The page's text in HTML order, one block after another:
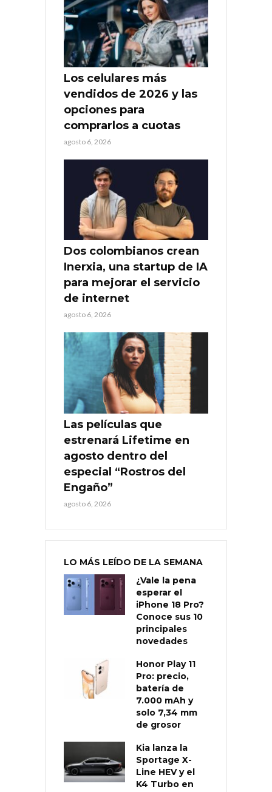
Los celulares más
vendidos de 2026 y las
opciones para
comprarlos a cuotas
agosto 6, 2026
Dos colombianos crean
Inerxia, una startup de IA
para mejorar el servicio
de internet
agosto 6, 2026
Las películas que
estrenará Lifetime en
agosto dentro del
especial “Rostros del
Engaño”
agosto 6, 2026
LO MÁS LEÍDO DE LA SEMANA
¿Vale la pena
esperar el
iPhone 18 Pro?
Conoce sus 10
principales
novedades
Honor Play 11
Pro: precio,
batería de
7.000 mAh y
solo 7,34 mm
de grosor
Kia lanza la
Sportage X-
Line HEV y el
K4 Turbo en